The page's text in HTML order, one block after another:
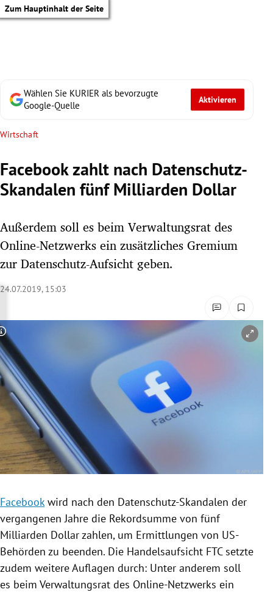
Zum Hauptinhalt der Seite
Untermenü
Untermenü
Untermenü
Untermenü
Untermenü
Untermenü
Untermenü
Untermenü
Wählen Sie KURIER als bevorzugte
Google-Quelle
Aktivieren
Wirtschaft
Facebook zahlt nach Datenschutz-
Skandalen fünf Milliarden Dollar
Außerdem soll es beim Verwaltungsrat des
Online-Netzwerks ein zusätzliches Gremium
zur Datenschutz-Aufsicht geben.
24.07.2019, 15:03
Copyright-Hinweis öffnen/schließen
Facebookwird nach den Datenschutz-Skandalen der
vergangenen Jahre die Rekordsumme von fünf
Milliarden Dollar zahlen, um Ermittlungen von US-
Behörden zu beenden. Die Handelsaufsicht FTC setzte
zudem weitere Auflagen durch: Unter anderem soll
es beim Verwaltungsrat des Online-Netzwerks ein